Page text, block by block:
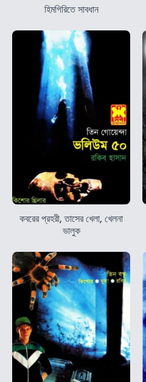
হিমগিরিতে সাবধান
কবরের প্রহরী, তাসের খেলা, খেলনা
ভালুক